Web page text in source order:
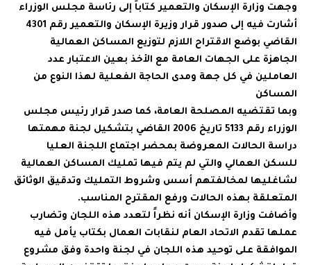
وجهت وزارة الإسكان والتعمير كتاباً إلى رئاسة مجلس الوزراء
أشارت فيه إلى صدور قرار وزيرة الإسكان والتعمير رقم 4301
القاضي بوضع الاقتراح اللازم لتوزيع المساكن العمالية
الجاهزة على الجهات العامة مع الأخذ بعين الاعتبار عدد
العاملين في كل جهة ومدى الحاجة الفعلية لهذا النوع من
المساكن
وبما تقتضيه المصلحة العامة، كما صدر قرار رئيس مجلس
الوزراء رقم 5133 تاريخ 2006 القاضي بتشكيل لجنة مهمتها
دراسة الحالات المعروضة بمحضر اجتماع اللجنة العليا
للسكن العمالي والتي لم يتم فيها تمليك المساكن العمالية
لشاغليها لمخالفتهم أسس وشروط التمليك وتدقيق الوثائق
المتعلقة بهذه الحالات ورفع المقترح المناسب.
وأضافت وزارة الإسكان أنه نظراً لتعدد هذه اللجان وتضارب
عملها تقدم الاتحاد العام لنقابات العمال بكتاب يأمل فيه
الموافقة على توحيد هذه اللجان في لجنة واحدة وفق مشروع